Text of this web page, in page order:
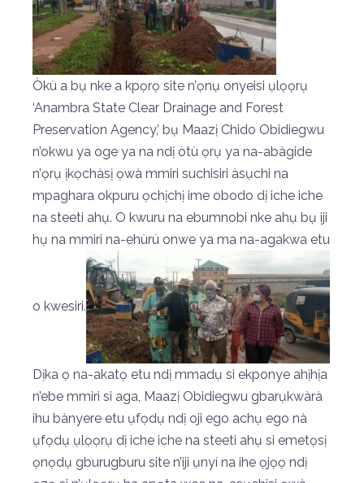
Òkù a bụ nke a kpọrọ site n’ọnụ onyeisi ụlọọrụ
‘Anambra State Clear Drainage and Forest
Preservation Agency,’ bụ Maazị Chido Obidiegwu
n’okwu ya oge ya na ndị òtù ọrụ ya na-abàgide
n’ọrụ ịkọchàsị ọwà mmiri suchisiri àsụchi na
mpaghara okpuru ọchịchị ime obodo dị iche iche
na steeti ahụ. O kwuru na ebumnobi nke ahụ bụ iji
hụ na mmiri na-ehùrú onwe ya ma na-agakwa etu
o kwesiri.
Dịka ọ na-akatọ etu ndị mmadụ si ekponye ahịhịa
n’ebe mmiri si aga, Maazị Obidiegwu gbarụkwàrà
ihu bànyere etu ụfọdụ ndị oji ego achụ ego nà
ụfọdụ ụlọọrụ dị iche iche na steeti ahụ si emetọsị
ọnọdụ gburugburu site n’iji ụnyí na ihe ọjọọ ndị